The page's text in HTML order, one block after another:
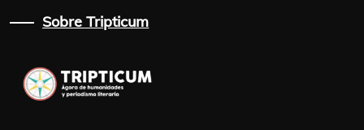
Sobre Tripticum